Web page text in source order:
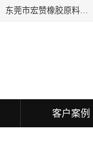
东莞市宏赞橡胶原料有限公司批量供应：橡胶色胶、橡胶色母、橡胶色母胶、橡胶颜料、橡胶色片等产品。东莞市宏赞橡胶原料有限公司经营已经十五年的历史，目前的客户群广达东南亚各国，也是目前橡胶制造密集度高的中国大陆橡胶制品工厂使用多，市场占有率高的色胶专业生产工厂。
客户案例